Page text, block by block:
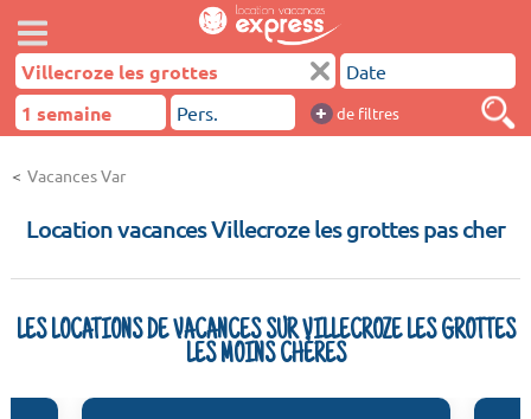
+ de filtres
Vacances Var
Location vacances Villecroze les grottes pas cher
LES LOCATIONS DE VACANCES SUR VILLECROZE LES GROTTES
LES MOINS CHÈRES